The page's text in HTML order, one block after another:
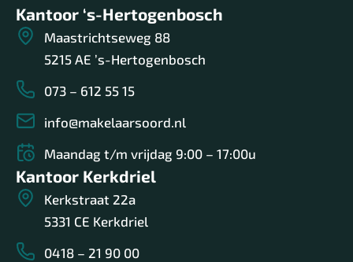
– Perceel 1.061 m2
Vrijstaand wonen op een riant perceel met
uitzonderlijk veel mogelijkheden en potentie, waar je
wonen, werken en ontspannen moeiteloos
combineert.
vrijblijvende bezichtiging.
Kantoor ‘s-Hertogenbosch
Maastrichtseweg 88
5215 AE ’s-Hertogenbosch
073 – 612 55 15
info@makelaarsoord.nl
Maandag t/m vrijdag 9:00 – 17:00u
Kantoor Kerkdriel
Kerkstraat 22a
5331 CE Kerkdriel
0418 – 21 90 00